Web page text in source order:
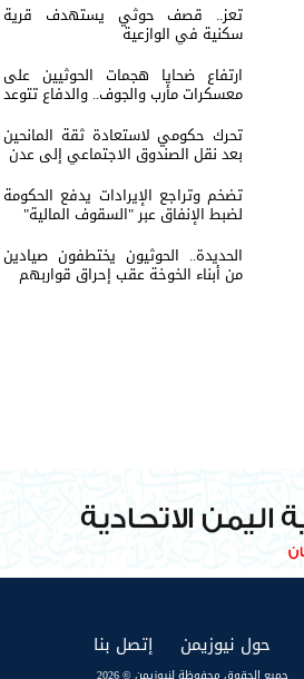
تعز.. قصف حوثي يستهدف قرية
سكنية في الوازعية
ارتفاع ضحايا هجمات الحوثيين على
معسكرات مأرب والجوف.. والدفاع تتوعد
تحرك حكومي لاستعادة ثقة المانحين
بعد نقل الصندوق الاجتماعي إلى عدن
تضخم وتراجع الإيرادات يدفع الحكومة
لضبط الإنفاق عبر "السقوف المالية"
الحديدة.. الحوثيون يختطفون صيادين
من أبناء الخوخة عقب إحراق قواربهم
حول نيوزيمن إتصل بنا